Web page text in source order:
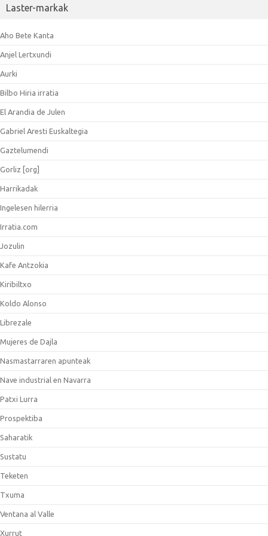
Laster-markak
Aho Bete Kanta
Anjel Lertxundi
Aurki
Bilbo Hiria irratia
El Arandia de Julen
Gabriel Aresti Euskaltegia
Gaztelumendi
Gorliz [org]
Harrikadak
Ingelesen hilerria
Irratia.com
Jozulin
Kafe Antzokia
Kiribiltxo
Koldo Alonso
Librezale
Mujeres de Dajla
Nasmastarraren apunteak
Nave industrial en Navarra
Patxi Lurra
Prospektiba
Saharatik
Sustatu
Teketen
Txuma
Ventana al Valle
Xurrut